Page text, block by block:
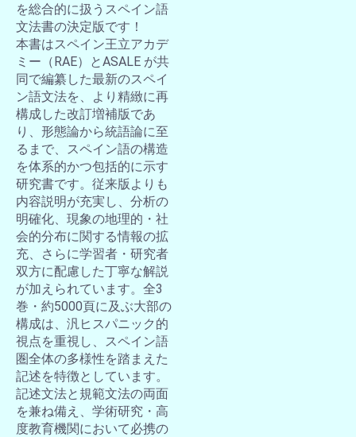
を総合的に扱うスペイン語
文法書の決定版です！
本書はスペイン王立アカデ
ミー（RAE）とASALE が共
同で編纂した最新のスペイ
ン語文法を、より精緻に再
構成した改訂増補版であ
り、形態論から統語論に至
るまで、スペイン語の構造
を体系的かつ包括的に示す
研究書です。従来版よりも
内容説明が充実し、分析の
明確化、現象の地理的・社
会的分布に関する情報の拡
充、さらに学習者・研究者
双方に配慮した丁寧な解説
が加えられています。全3
巻・約5000頁に及ぶ大部の
構成は、汎ヒスパニック的
視点を重視し、スペイン語
圏全体の多様性を踏まえた
記述を特徴としています。
記述文法と規範文法の両面
を兼ね備え、学術研究・高
度教育機関において必携の